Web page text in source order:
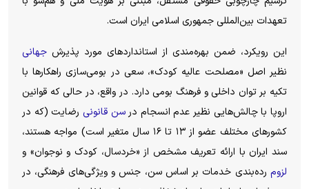
تعهدات بین‌المللی جمهوری اسلامی ایران است.
این رویکرد، ضمن بهره‌مندی از استاندارد‌های مورد پذیرش جهانی
نظیر اصل «مصلحت عالیه کودک»، سعی در بومی‌سازی راهکار‌ها با
تکیه بر توان داخلی و فرهنگ بومی دارد. در واقع، در حالی که قوانین
اروپا با چالش‌هایی نظیر عدم انسجام درسن قانونی رضایت (که در
کشور‌های مختلف عضو از ۱۳ تا ۱۶ سال متغیر است) مواجه هستند،
سند ایران با ارائه تعریف مشخص از «خردسال، کودک و نوجوان» و
لزوم رده‌بندی خدمات بر اساس سن، جنس و ویژگی‌های فرهنگی، در